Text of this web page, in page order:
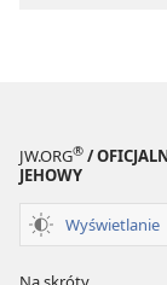
JW.ORG® /
JEHOWY
Wyświetlanie